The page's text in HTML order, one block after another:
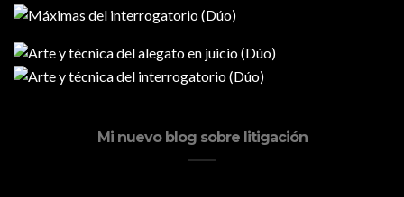
Mi nuevo blog sobre litigación